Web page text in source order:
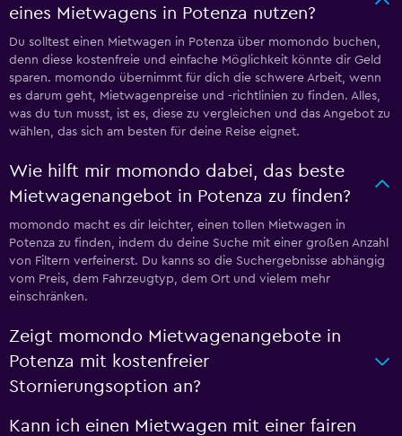
eines Mietwagens in Potenza nutzen?
Du solltest einen Mietwagen in Potenza über momondo buchen,
denn diese kostenfreie und einfache Möglichkeit könnte dir Geld
sparen. momondo übernimmt für dich die schwere Arbeit, wenn
es darum geht, Mietwagenpreise und -richtlinien zu finden. Alles,
was du tun musst, ist es, diese zu vergleichen und das Angebot zu
wählen, das sich am besten für deine Reise eignet.
Wie hilft mir momondo dabei, das beste
Mietwagenangebot in Potenza zu finden?
momondo macht es dir leichter, einen tollen Mietwagen in
Potenza zu finden, indem du deine Suche mit einer großen Anzahl
von Filtern verfeinerst. Du kanns so die Suchergebnisse abhängig
vom Preis, dem Fahrzeugtyp, dem Ort und vielem mehr
einschränken.
Zeigt momondo Mietwagenangebote in
Potenza mit kostenfreier
Stornierungsoption an?
Kann ich einen Mietwagen mit einer fairen